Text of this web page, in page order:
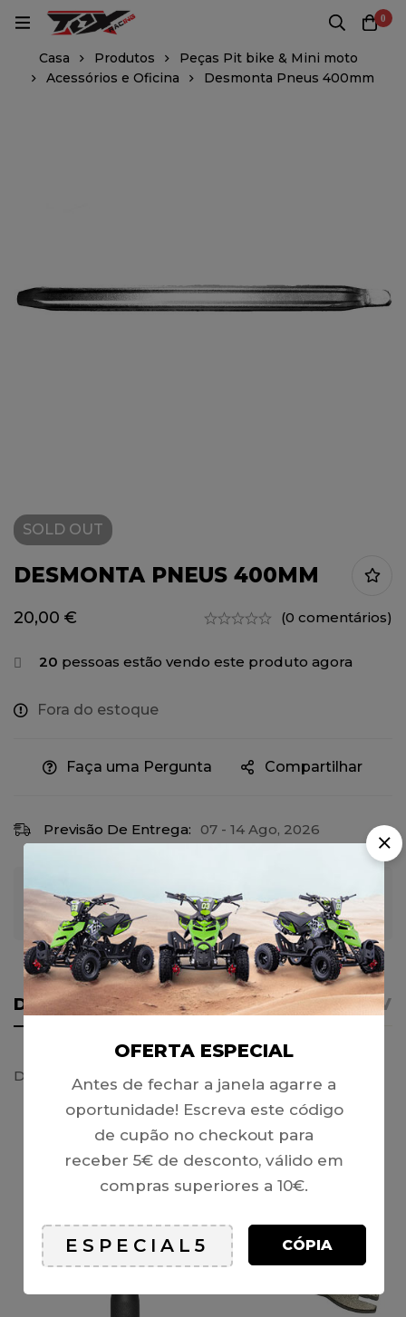
0
Casa Produtos
Peças Pit bike & Mini moto
Acessórios e Oficina
Desmonta Pneus 400mm
SOLD OUT
DESMONTA PNEUS 400MM
20,00 € (0 comentários)
20 pessoas estão vendo este produto agora
Fora do estoque
Faça uma Pergunta Compartilhar
Previsão De Entrega: 07 - 14 Ago, 2026
Garantia de Pagamento 100% Seguro
DETALHES AVISO IMPORTANTE
Desmonta Pneus 400mm
PRODUTOS RELACIONADOS
OFERTA ESPECIAL
Antes de fechar a janela agarre a
oportunidade! Escreva este código
de cupão no checkout para
receber 5€ de desconto, válido em
compras superiores a 10€.
CÓPIA